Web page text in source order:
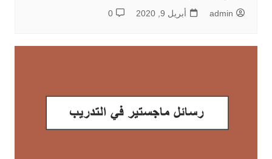
admin أبريل 9, 2020 0